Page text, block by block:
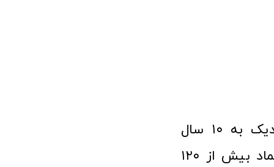
فروشگاه آنلاین ابزار و تجهیزات صنعتی کولیس با افتخار نزدیک به ۱۰ سال
فعالیت در عرصه ابزارآلات و کالاهای صنعتی توانسته مورد اعتماد بیش از ۱۲۰